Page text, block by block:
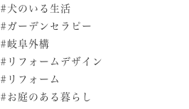
#犬のいる生活
#ガーデンセラピー
#岐阜外構
#リフォームデザイン
#リフォーム
#お庭のある暮らし